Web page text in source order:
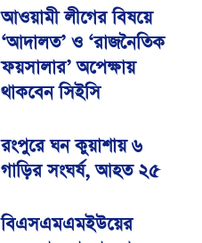
আওয়ামী লীগের বিষয়ে
‘আদালত’ ও ‘রাজনৈতিক
ফয়সালার’ অপেক্ষায়
থাকবেন সিইসি
রংপুরে ঘন কুয়াশায় ৬
গাড়ির সংঘর্ষ, আহত ২৫
বিএসএমএমইউয়ের